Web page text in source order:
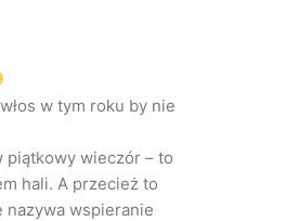
w tym roku by nie
piątkowy wieczór – to
hali. A przecież to
nazywa wspieranie